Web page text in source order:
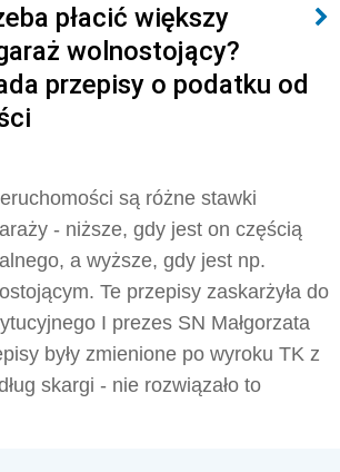
płacić większy
wolnostojący?
przepisy o podatku od
są różne stawki
- niższe, gdy jest on częścią
a wyższe, gdy jest np.
Te przepisy zaskarżyła do
I prezes SN Małgorzata
były zmienione po wyroku TK z
skargi - nie rozwiązało to